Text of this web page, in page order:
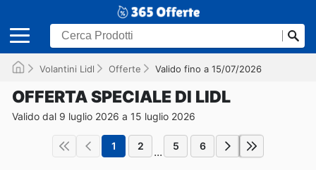
Volantini Lidl Offerte Valido fino a 15/07/2026
OFFERTA SPECIALE DI LIDL
Valido dal 9 luglio 2026 a 15 luglio 2026
1 2 ... 5 6